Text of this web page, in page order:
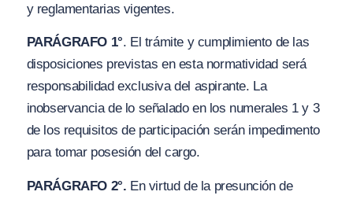
y reglamentarias vigentes.
PARÁGRAFO 1°. El trámite y cumplimiento de las
disposiciones previstas en esta normatividad será
responsabilidad exclusiva del aspirante. La
inobservancia de lo señalado en los numerales 1 y 3
de los requisitos de participación serán impedimento
para tomar posesión del cargo.
PARÁGRAFO 2°. En virtud de la presunción de